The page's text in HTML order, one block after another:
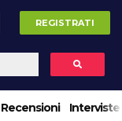
REGISTRATI
Recensioni Interviste